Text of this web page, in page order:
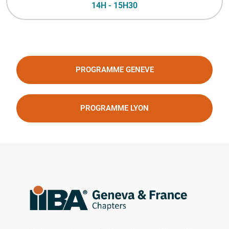
14H - 15H30
PROGRAMME GENEVE
PROGRAMME LYON